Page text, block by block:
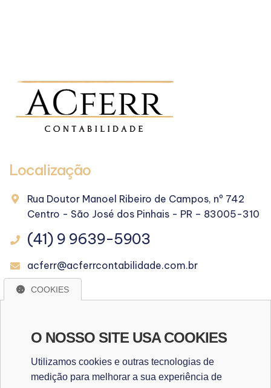
Localização
Rua Doutor Manoel Ribeiro de Campos, nº 742
Centro - São José dos Pinhais - PR – 83005-310
(41) 9 9639-5903
acferr@acferrcontabilidade.com.br
COOKIES
O NOSSO SITE USA COOKIES
Utilizamos cookies e outras tecnologias de
medição para melhorar a sua experiência de